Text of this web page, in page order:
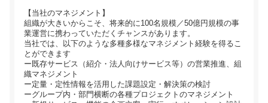
【当社のマネジメント】
組織が大きいからこそ、将来的に100名規模／50億円規模の事
業運営に携わっていただくチャンスがあります。
当社では、以下のような多種多様なマネジメント経験を得るこ
とができます
ー既存サービス（紹介・法人向けサービス等）の営業推進、組
織マネジメント
ー定量・定性情報を活用した課題設定・解決策の検討
ーグループ内・部門横断の各種プロジェクトのマネジメント